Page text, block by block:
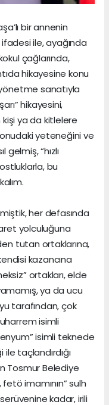
bir annenin
ile, ayağında
çağlarında,
hikayesine konu
sanatıyla
hikayesini,
ya da kitlelere
yeteneğini ve
gelmiş, “hızlı
bu
her defasında
yolculuğuna
tutan ortaklarına,
kazancına
ortakları, elde
ya da ucu
tarafından, çok
isimli
isimli teknede
taçlandırdığı
Tosmur Belediye
imamının” sulh
kadar, irili